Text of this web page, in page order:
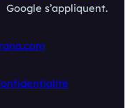
Google s’appliquent.